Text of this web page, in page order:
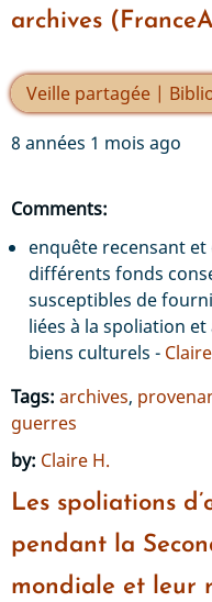
archives
Veille partagée |
8 années 1 mois ago
Comments:
enquête recensant et
différents fonds
susceptibles de
liées à la spoliation
biens culturels -
Tags: archives,
guerres
by: Claire H.
Les spoliations
pendant la
mondiale et leur